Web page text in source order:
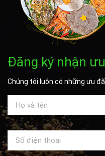
Đăng ký nhận
Chúng tôi luôn có những ưu